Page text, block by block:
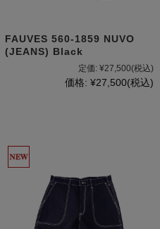
FAUVES 560-1859 NUVO
(JEANS) Black
定価: ¥27,500(税込)
価格: ¥27,500(税込)